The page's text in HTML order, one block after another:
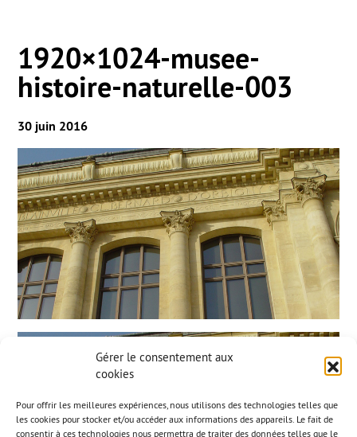
Gérer le consentement aux
cookies
Pour offrir les meilleures expériences, nous utilisons des technologies telles que
les cookies pour stocker et/ou accéder aux informations des appareils. Le fait de
consentir à ces technologies nous permettra de traiter des données telles que le
1920×1024-musee-
histoire-naturelle-003
30 juin 2016